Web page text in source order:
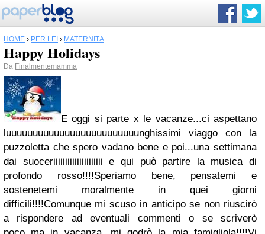
HOME › PER LEI › MATERNITÀ
Happy Holidays
Da Finalmentemamma
E oggi si parte x le vacanze...ci aspettano
luuuuuuuuuuuuuuuuuuuuuuuuunghissimi viaggo con la
puzzoletta che spero vadano bene e poi...una settimana
dai suoceriiiiiiiiiiiiiiiiiiiii e qui può partire la musica di
profondo rosso!!!!Speriamo bene, pensatemi e
sostenetemi moralmente in quei giorni
difficili!!!!Comunque mi scuso in anticipo se non riuscirò
a rispondere ad eventuali commenti o se scriverò